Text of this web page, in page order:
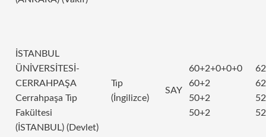
İSTANBUL
ÜNİVERSİTESİ-
CERRAHPAŞA
Cerrahpaşa Tıp
Fakültesi
(İSTANBUL) (Devlet)
Tıp
(İngilizce)
SAY
60+2+0+0+0
60+2
50+2
50+2
62
62
52
52